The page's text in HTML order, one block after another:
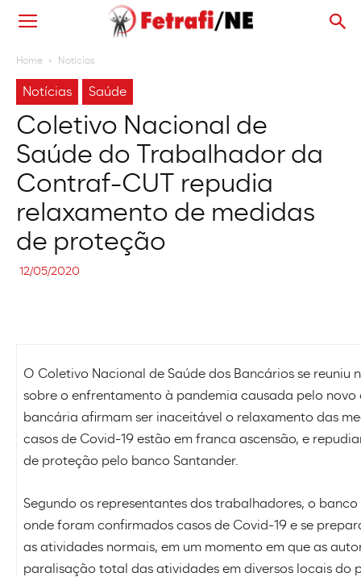
Home Notícias
Notícias Saúde
Coletivo Nacional de
Saúde do Trabalhador da
Contraf-CUT repudia
relaxamento de medidas
de proteção
12/05/2020
O Coletivo Nacional de Saúde dos Bancários se
sobre o enfrentamento à pandemia causada pelo
bancária afirmam ser inaceitável o relaxamento das
casos de Covid-19 estão em franca ascensão, e
de proteção pelo banco Santander.
Segundo os representantes dos trabalhadores, o
onde foram confirmados casos de Covid-19 e se
as atividades normais, em um momento em que as
paralisação total das atividades em diversos locais do